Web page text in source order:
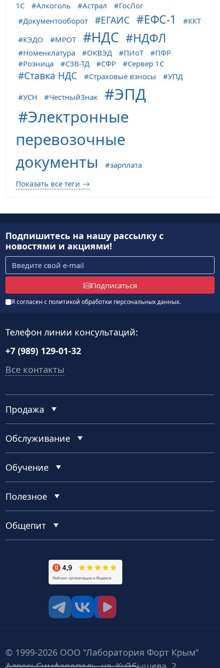
1С
Алкоголь Астрал
ГосЛог
Документооборот
ЕГАИС ЕФС-1
ККТ
КЭДО
МРОТ НДС НДФЛ
Номенклатура ОКВЭД ПИоТ
ПФР
Розница
СЗВ-ТД СФР Сервер 1С
Ставка НДС Страховые взносы УПД
УСН ЧестныйЗнак
ЭПД
Электронные
перевозочные
документы
зарплата
Показать все теги
Подпишитесь на нашу рассылкус
новостями и акциями!
Подписаться
Я согласен с политикой обработки персональных данных.
Телефон линии консультаций:
+7 (989) 129-01-32
Все контакты
Продажа
Обслуживание
Обучение
Полезное
Общепит
© 1999-2026 ООО "Лаборатория Форт Крым"